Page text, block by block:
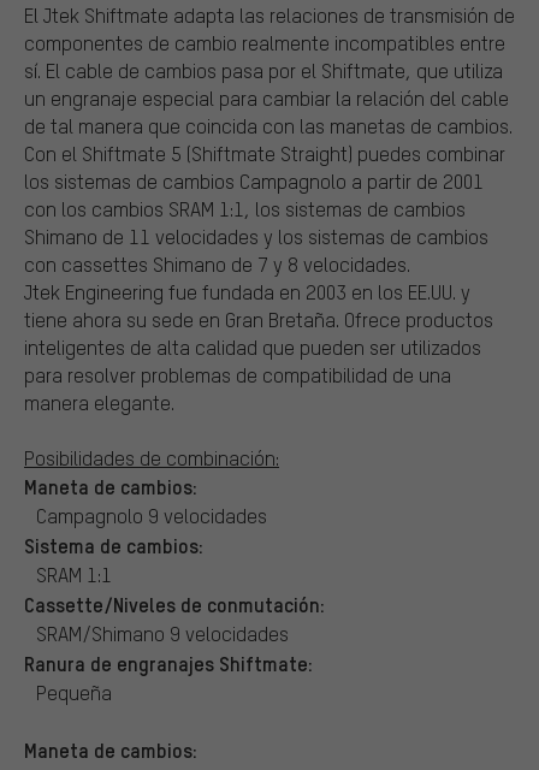
El Jtek Shiftmate adapta las relaciones de transmisión de
componentes de cambio realmente incompatibles entre
sí. El cable de cambios pasa por el Shiftmate, que utiliza
un engranaje especial para cambiar la relación del cable
de tal manera que coincida con las manetas de cambios.
Con el Shiftmate 5 (Shiftmate Straight) puedes combinar
los sistemas de cambios Campagnolo a partir de 2001
con los cambios SRAM 1:1, los sistemas de cambios
Shimano de 11 velocidades y los sistemas de cambios
con cassettes Shimano de 7 y 8 velocidades.
Jtek Engineering fue fundada en 2003 en los EE.UU. y
tiene ahora su sede en Gran Bretaña. Ofrece productos
inteligentes de alta calidad que pueden ser utilizados
para resolver problemas de compatibilidad de una
manera elegante.
Posibilidades de combinación:
Maneta de cambios:
Campagnolo 9 velocidades
Sistema de cambios:
SRAM 1:1
Cassette/Niveles de conmutación:
SRAM/Shimano 9 velocidades
Ranura de engranajes Shiftmate:
Pequeña
Maneta de cambios: